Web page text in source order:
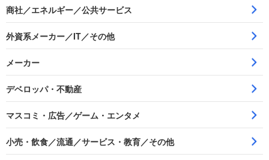
商社／エネルギー／公共サービス
外資系メーカー／IT／その他
メーカー
デベロッパ・不動産
マスコミ・広告／ゲーム・エンタメ
小売・飲食／流通／サービス・教育／その他